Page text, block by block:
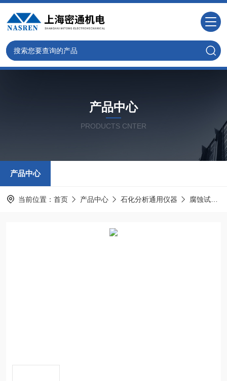
产品中心
PRODUCTS CNTER
产品中心
当前位置： 首页 产品中心 石化分析通用仪器 腐蚀试验器及索氏提取器